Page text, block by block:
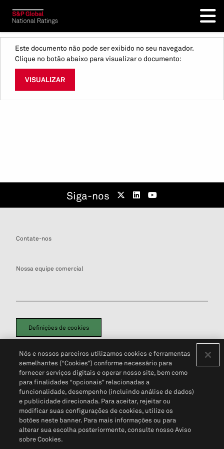
Este documento não pode ser exibido no seu navegador.
Clique no botão abaixo para visualizar o documento:
VISUALIZAR
Siga-nos
Contate-nos
Nossa equipe comercial
Definições de cookies
Política de PrivacidadePortal de privacidade do cliente (em inglês)
Não Venda Minhas Informações Pessoais© 2026 S&P Global
Nós e nossos parceiros utilizamos cookies e ferramentas
semelhantes (“Cookies”) conforme necessário para
fornecer serviços digitais e operar nosso site, bem como
para finalidades “opcionais” relacionadas a
funcionalidade, desempenho (incluindo análise de dados)
e publicidade direcionada. Para aceitar, rejeitar ou
modificar suas configurações de cookies, utilize os
botões neste banner. Para mais informações ou para
alterar sua escolha posteriormente, consulte nosso Aviso
sobre Cookies.